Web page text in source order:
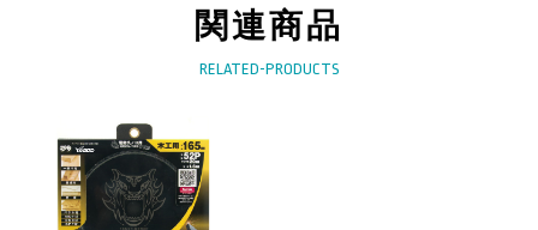
関連商品
RELATED-PRODUCTS